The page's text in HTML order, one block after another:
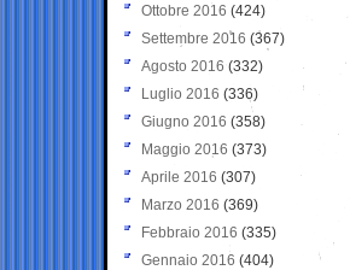
Ottobre 2016 (424)
Settembre 2016 (367)
Agosto 2016 (332)
Luglio 2016 (336)
Giugno 2016 (358)
Maggio 2016 (373)
Aprile 2016 (307)
Marzo 2016 (369)
Febbraio 2016 (335)
Gennaio 2016 (404)